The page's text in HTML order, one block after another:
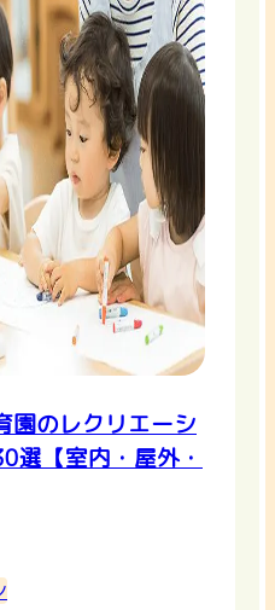
園のレクリエーシ
選【室内・屋外・